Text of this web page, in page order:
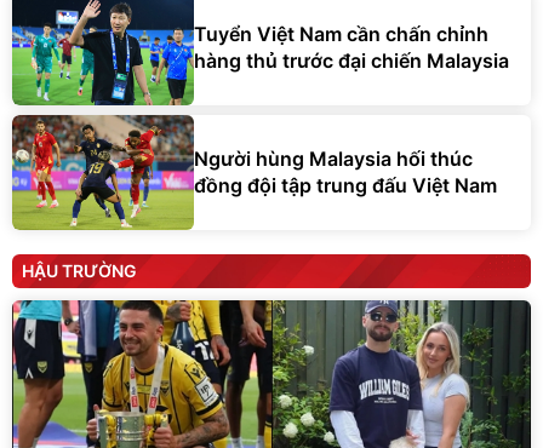
Tuyển Việt Nam cần chấn chỉnh
hàng thủ trước đại chiến Malaysia
Người hùng Malaysia hối thúc
đồng đội tập trung đấu Việt Nam
HẬU TRƯỜNG